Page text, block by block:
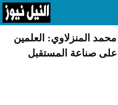
المنزلاوي: العلمين
على صناعة المستقبل